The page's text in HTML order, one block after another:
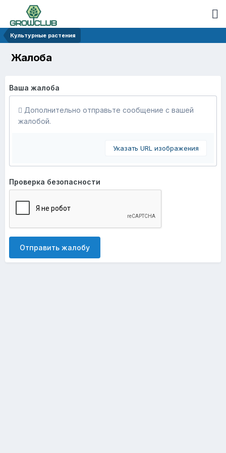
Культурные растения
Жалоба
Ваша жалоба
Дополнительно отправьте сообщение с вашей
жалобой.
Указать URL изображения
Проверка безопасности
Отправить жалобу